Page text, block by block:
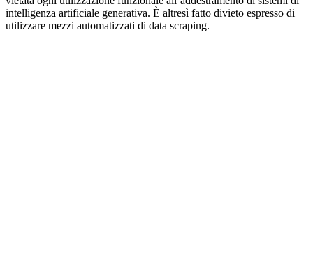
intelligenza artificiale generativa. È altresì fatto divieto espresso di
utilizzare mezzi automatizzati di data scraping.